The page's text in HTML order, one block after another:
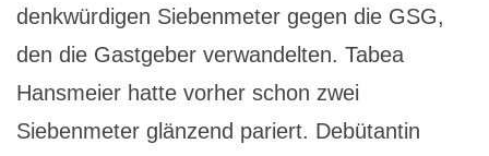
denkwürdigen Siebenmeter gegen die GSG,
den die Gastgeber verwandelten. Tabea
Hansmeier hatte vorher schon zwei
Siebenmeter glänzend pariert. Debütantin